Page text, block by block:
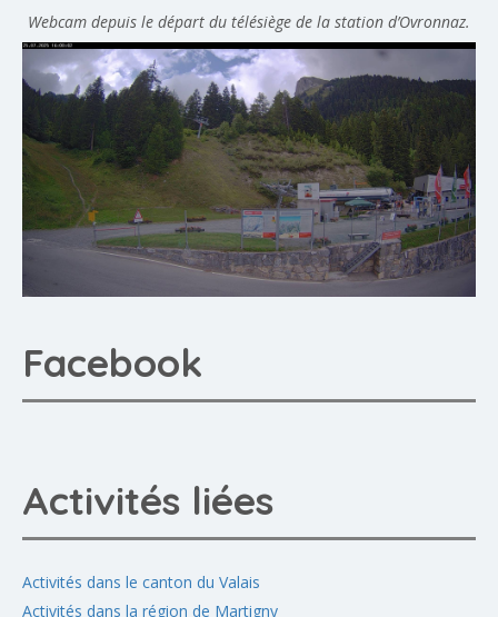
Webcam depuis le départ du télésiège de la station d’Ovronnaz.
Facebook
Activités liées
Activités dans le canton du Valais
Activités dans la région de Martigny